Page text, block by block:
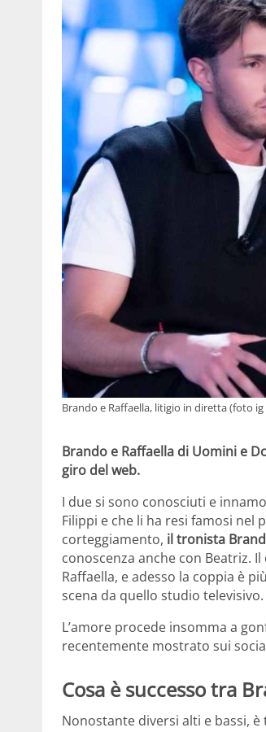
Brando e Raffaella, litigio in diretta (foto
Brando e Raffaella di Uomini e
giro del web.
I due si sono conosciuti e
Filippi e che li ha resi famosi nel
corteggiamento, il tronista
conoscenza anche con Beatriz.
Raffaella, e adesso la coppia è
scena da quello studio televisivo.
L’amore procede insomma a
recentemente mostrato sui
Cosa è successo tra
Nonostante diversi alti e bassi,